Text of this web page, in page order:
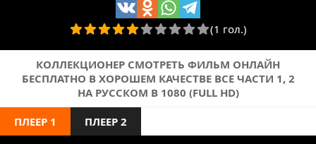
(1 гол.)
КОЛЛЕКЦИОНЕР СМОТРЕТЬ ФИЛЬМ ОНЛАЙН
БЕСПЛАТНО В ХОРОШЕМ КАЧЕСТВЕ ВСЕ ЧАСТИ 1, 2
НА РУССКОМ В 1080 (FULL HD)
ПЛЕЕР 1 ПЛЕЕР 2